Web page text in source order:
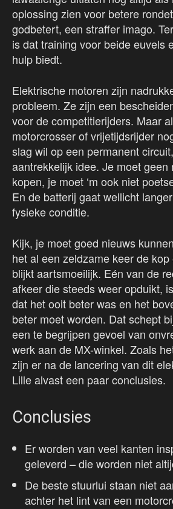
oplossing zien voor betere
godbetert, een straffer imago.
is dat training voor beide euvels
hulp biedt.
Elektrische motoren zijn
probleem. Ze zijn een
voor de competitierijders. Maar
motorcrosser of vrijetijdsrijder
slag wil op een permanent
aantrekkelijk idee. Je moet geen
kopen, je moet ‘m ook niet
En de batterij gaat wellicht
fysieke conditie.
Kijk, je moet goed nieuws
het al een zeldzame keer de
blijkt aartsmoeilijk. Eén van de
afkeer die steeds weer opduikt,
dat het ooit beter was en het
beter moet worden. Dat schept
een te begrijpen gevoel van
werk aan de MX-winkel. Zoals
zijn er na de lancering van dit
Lille alvast een paar conclusies.
Conclusies
Er worden van veel kanten
geleverd – die worden niet
De beste stuurlui staan niet
achter het lint van een